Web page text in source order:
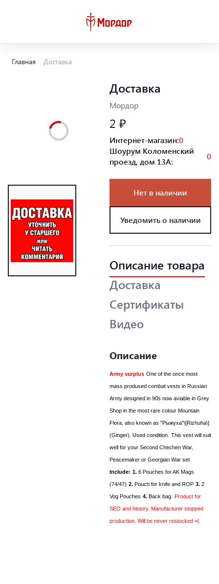
Главная Доставка
Доставка
Мордор
2 ₽
Интернет-магазин:0
Шоурум Коломенский
проезд, дом 13А:
0
Нет в наличии
Уведомить о наличии
Описание товара
Доставка
Сертификаты
Видео
Описание
Army surplus One of the once most
mass prodused combat vests in Russian
Army designed in 90s now aviable in Grey
Shop in the most rare colour Mountain
Flora, also known as "Рыжуха"\[Rizhuha\]
(Ginger). Used condition. This vest will suit
well for your Second Chechen War,
Peacemaker or Georgian War set.
Include: 1. 6 Pouches for AK Mags
(74/47) 2. Pouch for knife and ROP 3. 2
Vog Pouches 4. Back bag. Product for
SEO and history. Manufacturer stopped
production. Will be never restocked =(